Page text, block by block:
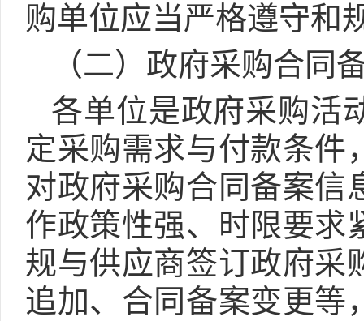
购单位应当严格遵守和
（二）政府采购合同
各单位是政府采购活
定采购需求与付款条件
对政府采购合同备案信
作政策性强、时限要求
规与供应商签订政府采
追加、合同备案变更等